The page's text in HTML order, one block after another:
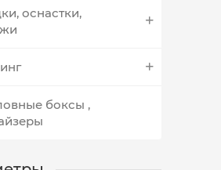
оснастки,
боксы ,